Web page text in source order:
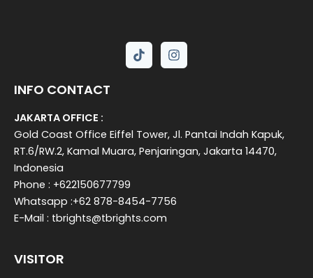
INFO CONTACT
JAKARTA OFFICE :
Gold Coast Office Eiffel Tower, Jl. Pantai Indah Kapuk,
RT.6/RW.2, Kamal Muara, Penjaringan, Jakarta 14470,
Indonesia
Phone : +622150677799
Whatsapp :+62 878-8454-7756
E-Mail : tbrights@tbrights.com
VISITOR